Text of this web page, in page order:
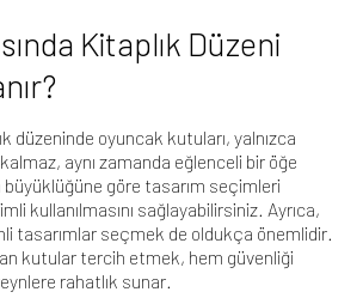
Kitaplık Düzeni
düzeninde oyuncak kutuları, yalnızca
aynı zamanda eğlenceli bir öğe
büyüklüğüne göre tasarım seçimleri
kullanılmasını sağlayabilirsiniz. Ayrıca,
tasarımlar seçmek de oldukça önemlidir.
kutular tercih etmek, hem güvenliği
rahatlık sunar.